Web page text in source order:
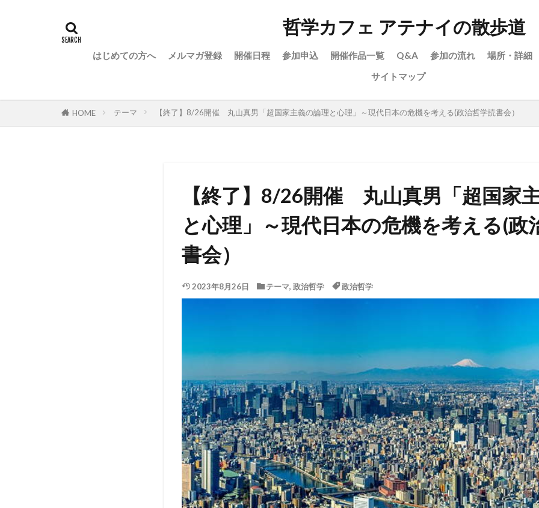
哲学カフェ アテナイの散歩道
はじめての方へ メルマガ登録 開催日程 参加申込 開催作品一覧 Q&A 参加の流れ
場所・詳細
サイトマップ
HOME テーマ 【終了】8/26開催 丸山真男「超国家主義の論理と心理」～現代日本の危機を考える(政治哲学読書会）
【終了】8/26開催 丸山真男「超国家
と心理」～現代日本の危機を考える(政
書会）
2023年8月26日 テーマ, 政治哲学 政治哲学